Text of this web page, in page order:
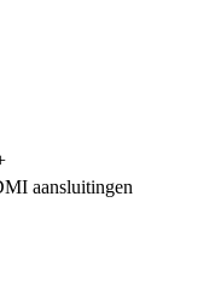
aansluitingen